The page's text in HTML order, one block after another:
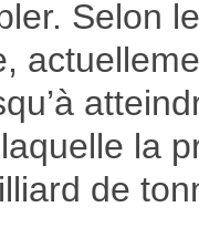
Selon
la
de